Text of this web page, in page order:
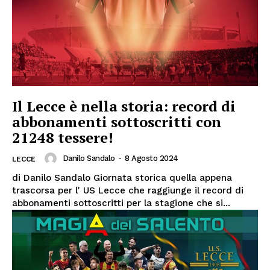
Il Lecce è nella storia: record di
abbonamenti sottoscritti con
21248 tessere!
LECCE Danilo Sandalo - 8 Agosto 2024
di Danilo Sandalo Giornata storica quella appena
trascorsa per l' US Lecce che raggiunge il record di
abbonamenti sottoscritti per la stagione che si...